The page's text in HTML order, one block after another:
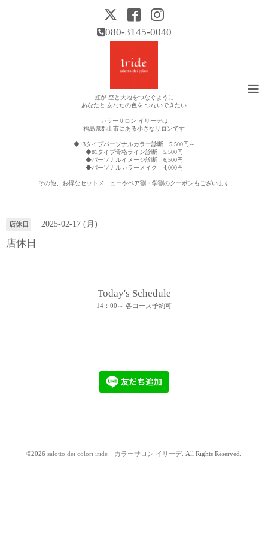
080-3145-0040
虹が 空と大地をつなぐように
あなたと あなたの色を つないできたい
カラーサロン イリーデは
福島県郡山市にある小さなサロンです
◆13タイプパーソナルカラー診断 5,500円～
◆81タイプ骨格ライン診断 5,500円
◆パーソナルイメージ診断 6,500円
◆パーソナルカラーメイク 4,000円
その他、お得なセットメニューやペア割・学割のクーポンもございます
店休日 2025-02-17 (月)
店休日
Today's Schedule
14：00～ 各コース予約可
©2026 salotto dei colori iride カラーサロン イリーデ. All Rights Reserved.